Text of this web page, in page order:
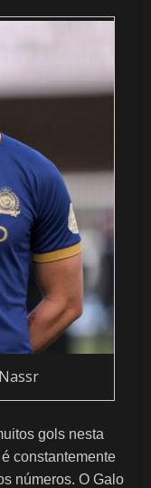
gols nesta
constantemente
números. O Galo